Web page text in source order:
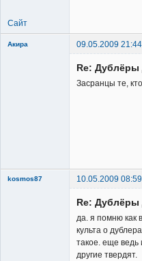
Сайт
Акира 09.05.2009
Re: Дублёры
Засранцы те,
kosmos87 10.05.2009
Re: Дублёры
да. я помню как
культа о
такое. еще ведь
другие твердят.